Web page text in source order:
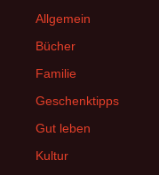
Allgemein
Bücher
Familie
Geschenktipps
Gut leben
Kultur